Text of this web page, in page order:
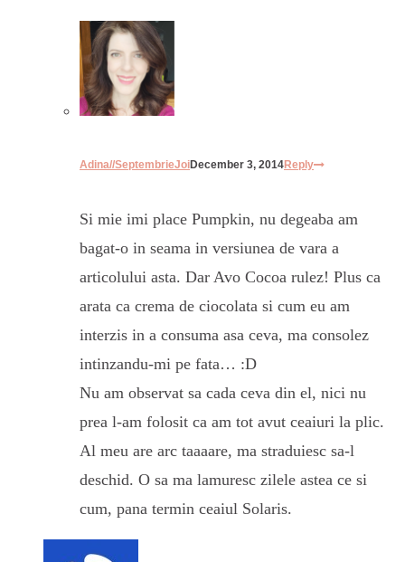
Adina//SeptembrieJoiDecember 3, 2014Reply
Si mie imi place Pumpkin, nu degeaba am
bagat-o in seama in versiunea de vara a
articolului asta. Dar Avo Cocoa rulez! Plus ca
arata ca crema de ciocolata si cum eu am
interzis in a consuma asa ceva, ma consolez
intinzandu-mi pe fata… :D
Nu am observat sa cada ceva din el, nici nu
prea l-am folosit ca am tot avut ceaiuri la plic.
Al meu are arc taaaare, ma straduiesc sa-l
deschid. O sa ma lamuresc zilele astea ce si
cum, pana termin ceaiul Solaris.